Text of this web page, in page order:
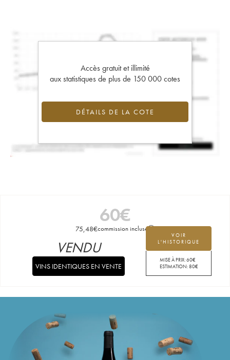
Accès gratuit et illimité
aux statistiques de plus de 150 000 cotes
DÉTAILS DE LA COTE
60€
75,48€commission incluse
VOIR
L'HISTORIQUE
MISE À PRIX:60€
ESTIMATION:80€
VENDU
VINS IDENTIQUES EN VENTE